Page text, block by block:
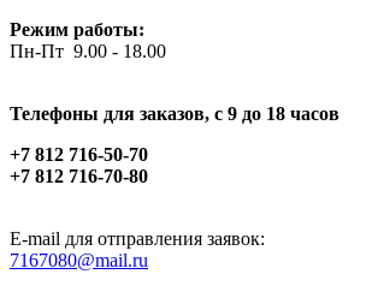
Режим работы:
Пн-Пт 9.00 - 18.00
Телефоны для заказов, c 9 до 18 часов
+7 812 716-50-70
+7 812 716-70-80
E-mail для отправления заявок:
7167080@mail.ru